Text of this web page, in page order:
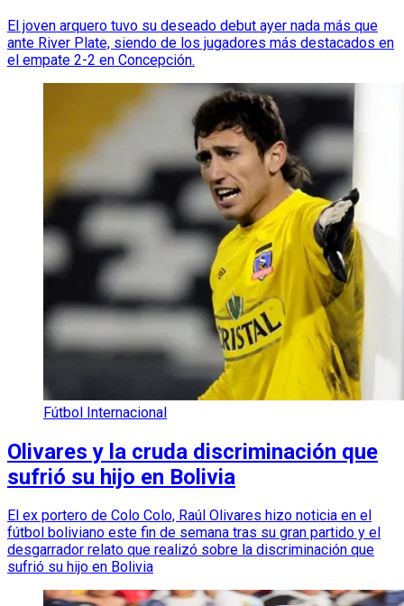
El joven arquero tuvo su deseado debut ayer nada más que
ante River Plate, siendo de los jugadores más destacados en
el empate 2-2 en Concepción.
Fútbol Internacional
Olivares y la cruda discriminación que
sufrió su hijo en Bolivia
El ex portero de Colo Colo, Raúl Olivares hizo noticia en el
fútbol boliviano este fin de semana tras su gran partido y el
desgarrador relato que realizó sobre la discriminación que
sufrió su hijo en Bolivia